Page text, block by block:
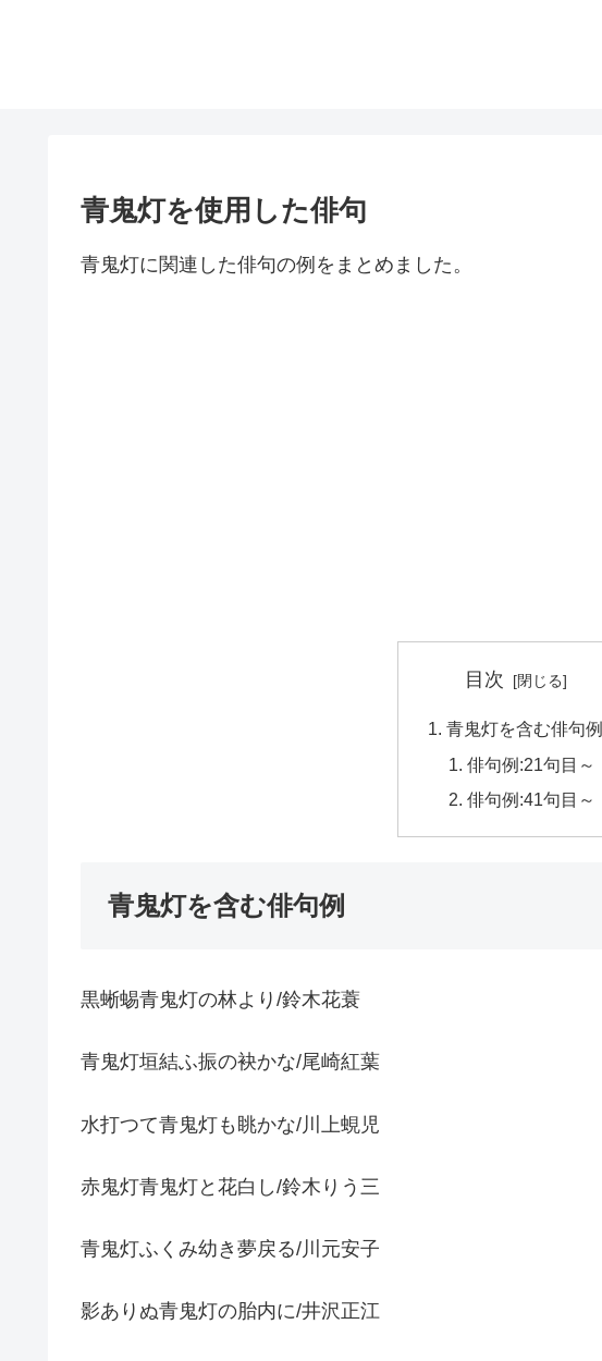
青鬼灯を使用した俳句
青鬼灯に関連した俳句の例をまとめました。
目次
青鬼灯を含む俳句例
俳句例:21句目～
俳句例:41句目～
青鬼灯を含む俳句例
黒蜥蜴青鬼灯の林より/鈴木花蓑
青鬼灯垣結ふ振の袂かな/尾崎紅葉
水打つて青鬼灯も眺かな/川上蜆児
赤鬼灯青鬼灯と花白し/鈴木りう三
青鬼灯ふくみ幼き夢戻る/川元安子
影ありぬ青鬼灯の胎内に/井沢正江